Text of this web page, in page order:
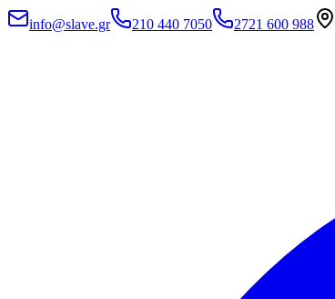
info@slave.gr 210 440 7050 2721 600 988